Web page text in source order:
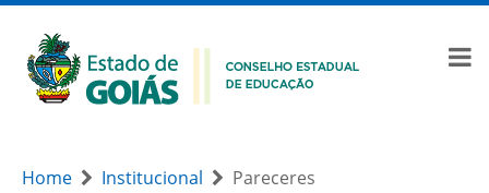
Home Institucional Pareceres